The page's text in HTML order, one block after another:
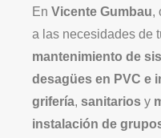
En Vicente Gumbau,
a las necesidades de
mantenimiento de
desagües en PVC e
grifería, sanitarios y
instalación de